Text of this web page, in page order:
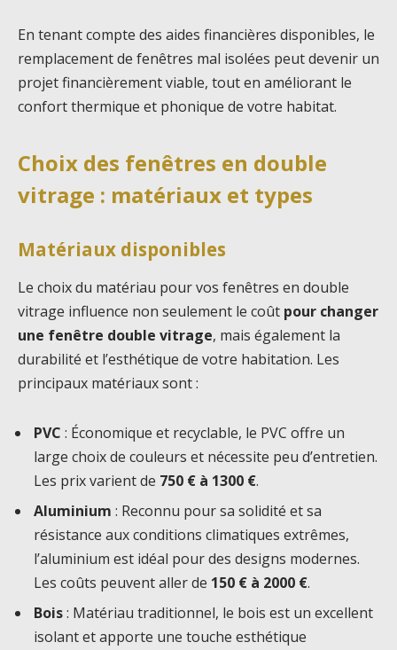
En tenant compte des aides financières disponibles, le
remplacement de fenêtres mal isolées peut devenir un
projet financièrement viable, tout en améliorant le
confort thermique et phonique de votre habitat.
Choix des fenêtres en double
vitrage : matériaux et types
Matériaux disponibles
Le choix du matériau pour vos fenêtres en double
vitrage influence non seulement le coût pour changer
une fenêtre double vitrage, mais également la
durabilité et l’esthétique de votre habitation. Les
principaux matériaux sont :
PVC : Économique et recyclable, le PVC offre un
large choix de couleurs et nécessite peu d’entretien.
Les prix varient de 750 € à 1300 €.
Aluminium : Reconnu pour sa solidité et sa
résistance aux conditions climatiques extrêmes,
l’aluminium est idéal pour des designs modernes.
Les coûts peuvent aller de 150 € à 2000 €.
Bois: Matériau traditionnel, le bois est un excellent
isolant et apporte une touche esthétique